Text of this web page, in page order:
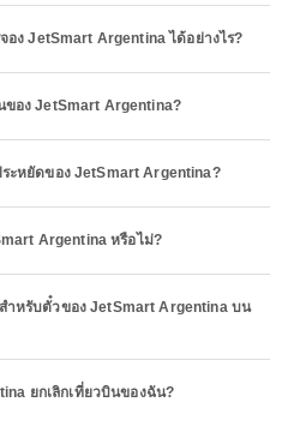
อง JetSmart Argentina ได้อย่างไร?
ของ JetSmart Argentina?
ะหยัดของ JetSmart Argentina?
Argentina หรือไม่?
ำหรับตั๋วของ JetSmart Argentina บน
ยกเลิกเที่ยวบินของฉัน?